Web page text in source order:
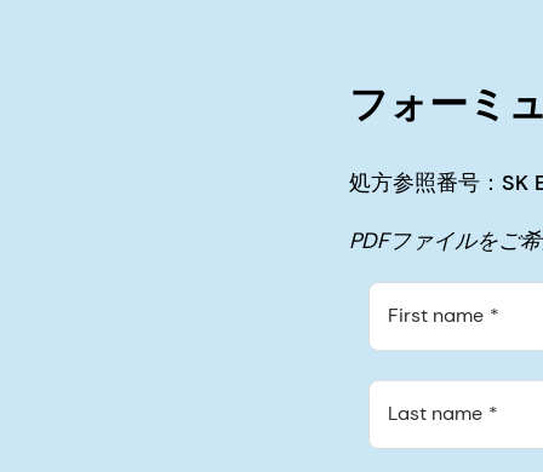
フォーミ
処方参照番号：SK
PDFファイルをご
First name
Last name